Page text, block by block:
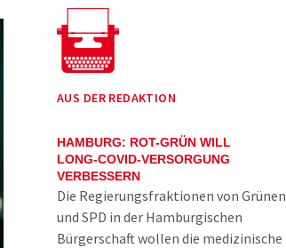
AUS DER REDAKTION
HAMBURG: ROT-GRÜN WILL
LONG-COVID-VERSORGUNG
VERBESSERN
Die Regierungsfraktionen von Grünen
und SPD in der Hamburgischen
Bürgerschaft wollen die medizinische